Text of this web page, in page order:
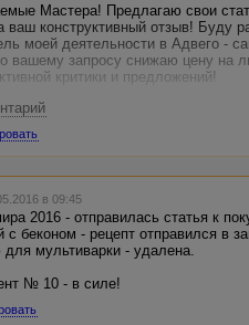
Мастера! Предлагаю свои
ваш конструктивный отзыв! Буду
моей деятельности в Адвего -
вашему запросу снижаю цену на
критики и предложений!
в 09:45
2016 - отправилась статья к
с беконом - рецепт отправился в
мультиварки - удалена.
№ 10 - в силе!